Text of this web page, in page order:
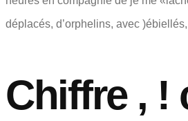
déplacés, d’orphelins, avec
Chiffre , !